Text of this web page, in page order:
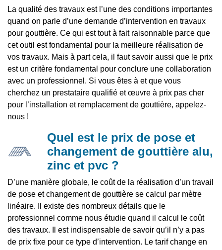
La qualité des travaux est l’une des conditions importantes
quand on parle d’une demande d’intervention en travaux
pour gouttière. Ce qui est tout à fait raisonnable parce que
cet outil est fondamental pour la meilleure réalisation de
vos travaux. Mais à part cela, il faut savoir aussi que le prix
est un critère fondamental pour conclure une collaboration
avec un professionnel. Si vous êtes à et que vous
cherchez un prestataire qualifié et œuvre à prix pas cher
pour l’installation et remplacement de gouttière, appelez-
nous !
Quel est le prix de pose et
changement de gouttière alu,
zinc et pvc ?
D’une manière globale, le coût de la réalisation d’un travail
de pose et changement de gouttière se calcul par mètre
linéaire. Il existe des nombreux détails que le
professionnel comme nous étudie quand il calcul le coût
des travaux. Il est indispensable de savoir qu’il n’y a pas
de prix fixe pour ce type d’intervention. Le tarif change en